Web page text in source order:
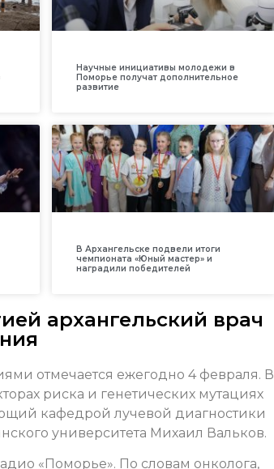
Научные инициативы молодежи в
Поморье получат дополнительное
развитие
В Архангельске подвели итоги
чемпионата «Юный мастер» и
наградили победителей
архангельский врач
отмечается ежегодно 4 февраля. В
риска и генетических мутациях
кафедрой лучевой диагностики
университета Михаил Вальков.
«Поморье». По словам онколога,